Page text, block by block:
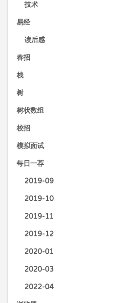
技术
易经
读后感
春招
栈
树
树状数组
校招
模拟面试
每日一荐
2019-09
2019-10
2019-11
2019-12
2020-01
2020-03
2022-04